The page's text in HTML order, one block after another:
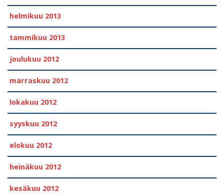
helmikuu 2013
tammikuu 2013
joulukuu 2012
marraskuu 2012
lokakuu 2012
syyskuu 2012
elokuu 2012
heinäkuu 2012
kesäkuu 2012